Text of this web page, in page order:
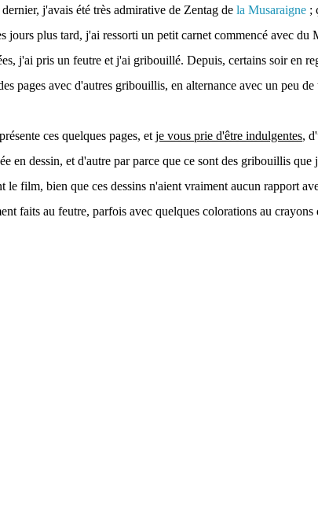
j'avais été très admirative de Zentag de la Musaraigne ;
jours plus tard, j'ai ressorti un petit carnet commencé avec du
j'ai pris un feutre et j'ai gribouillé. Depuis, certains soir en
pages avec d'autres gribouillis, en alternance avec un peu de
ces quelques pages, et je vous prie d'être indulgentes,
en dessin, et d'autre par parce que ce sont des gribouillis que
le film, bien que ces dessins n'aient vraiment aucun rapport
faits au feutre, parfois avec quelques colorations au crayons